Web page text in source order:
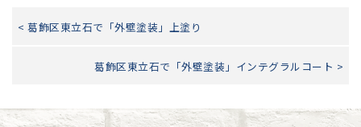
< 葛飾区東立石で「外壁塗装」上塗り
葛飾区東立石で「外壁塗装」インテグラルコート >